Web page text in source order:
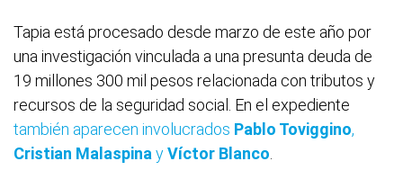
Tapia está procesado desde marzo de este año por
una investigación vinculada a una presunta deuda de
19 millones 300 mil pesos relacionada con tributos y
recursos de la seguridad social. En el expediente
también aparecen involucrados Pablo Toviggino,
Cristian MalaspinayVíctor Blanco.